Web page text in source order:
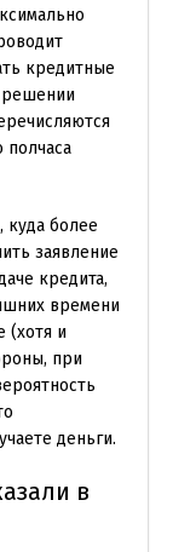
кредитные
решении
полчаса
куда более
заявление
кредита,
времени
(хотя и
при
деньги.
в